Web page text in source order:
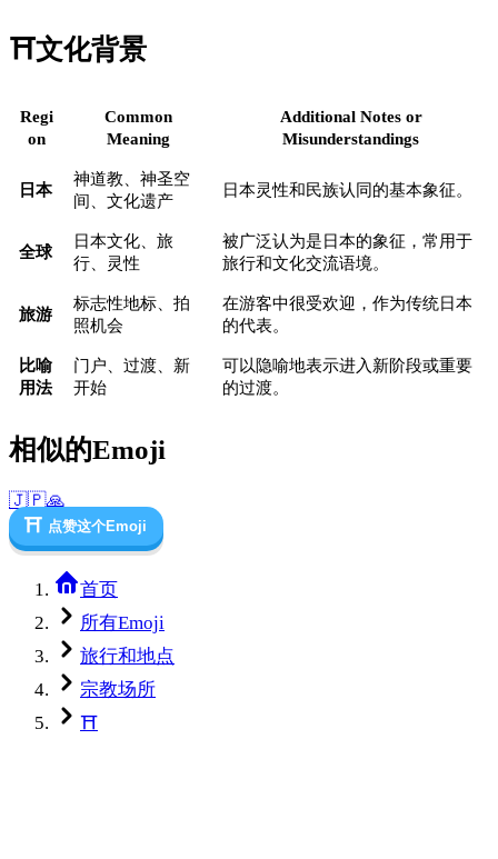
⛩️文化背景
Regi
on
Common
Meaning
Additional Notes or
Misunderstandings
日本
神道教、神圣空
间、文化遗产
日本灵性和民族认同的基本象征。
全球
日本文化、旅
行、灵性
被广泛认为是日本的象征，常用于
旅行和文化交流语境。
旅游
标志性地标、拍
照机会
在游客中很受欢迎，作为传统日本
的代表。
比喻
用法
门户、过渡、新
开始
可以隐喻地表示进入新阶段或重要
的过渡。
相似的Emoji
🇯🇵🙏
⛩️ 点赞这个Emoji
首页
所有Emoji
旅行和地点
宗教场所
⛩️